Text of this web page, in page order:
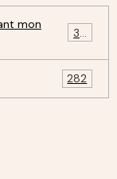
mon
30
282